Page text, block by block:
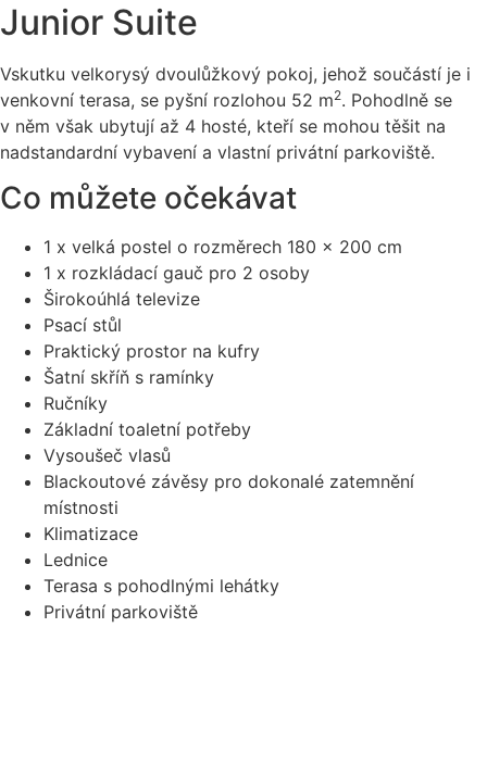
Junior Suite
Vskutku velkorysý dvoulůžkový pokoj, jehož součástí je i
venkovní terasa, se pyšní rozlohou 52 m2. Pohodlně se
v něm však ubytují až 4 hosté, kteří se mohou těšit na
nadstandardní vybavení a vlastní privátní parkoviště.
Co můžete očekávat
1 x velká postel o rozměrech 180 x 200 cm
1 x rozkládací gauč pro 2 osoby
Širokoúhlá televize
Psací stůl
Praktický prostor na kufry
Šatní skříň s ramínky
Ručníky
Základní toaletní potřeby
Vysoušeč vlasů
Blackoutové závěsy pro dokonalé zatemnění
místnosti
Klimatizace
Lednice
Terasa s pohodlnými lehátky
Privátní parkoviště